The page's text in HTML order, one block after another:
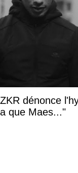
ZKR dénonce
a que Maes..."